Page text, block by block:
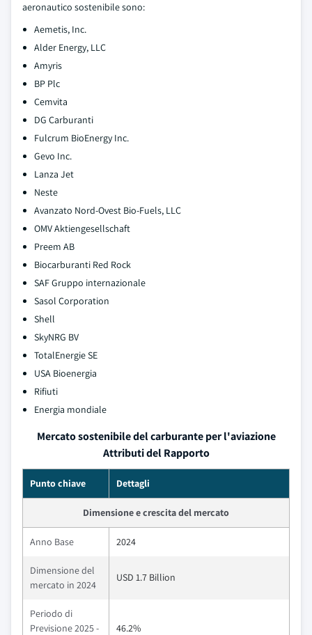
aeronautico sostenibile sono:
Aemetis, Inc.
Alder Energy, LLC
Amyris
BP Plc
Cemvita
DG Carburanti
Fulcrum BioEnergy Inc.
Gevo Inc.
Lanza Jet
Neste
Avanzato Nord-Ovest Bio-Fuels, LLC
OMV Aktiengesellschaft
Preem AB
Biocarburanti Red Rock
SAF Gruppo internazionale
Sasol Corporation
Shell
SkyNRG BV
TotalEnergie SE
USA Bioenergia
Rifiuti
Energia mondiale
Mercato sostenibile del carburante per l'aviazione
Attributi del Rapporto
Punto chiave Dettagli
Dimensione e crescita del mercato
Anno Base 2024
Dimensione del
mercato in 2024
USD 1.7 Billion
Periodo di
Previsione 2025 -
46.2%